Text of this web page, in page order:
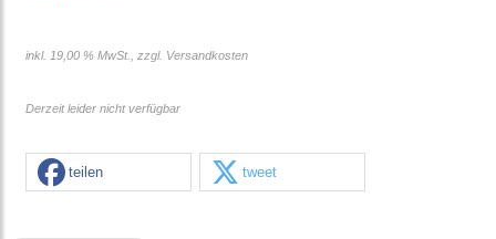
inkl. 19,00 % MwSt., zzgl. Versandkosten
Derzeit leider nicht verfügbar
teilen tweet